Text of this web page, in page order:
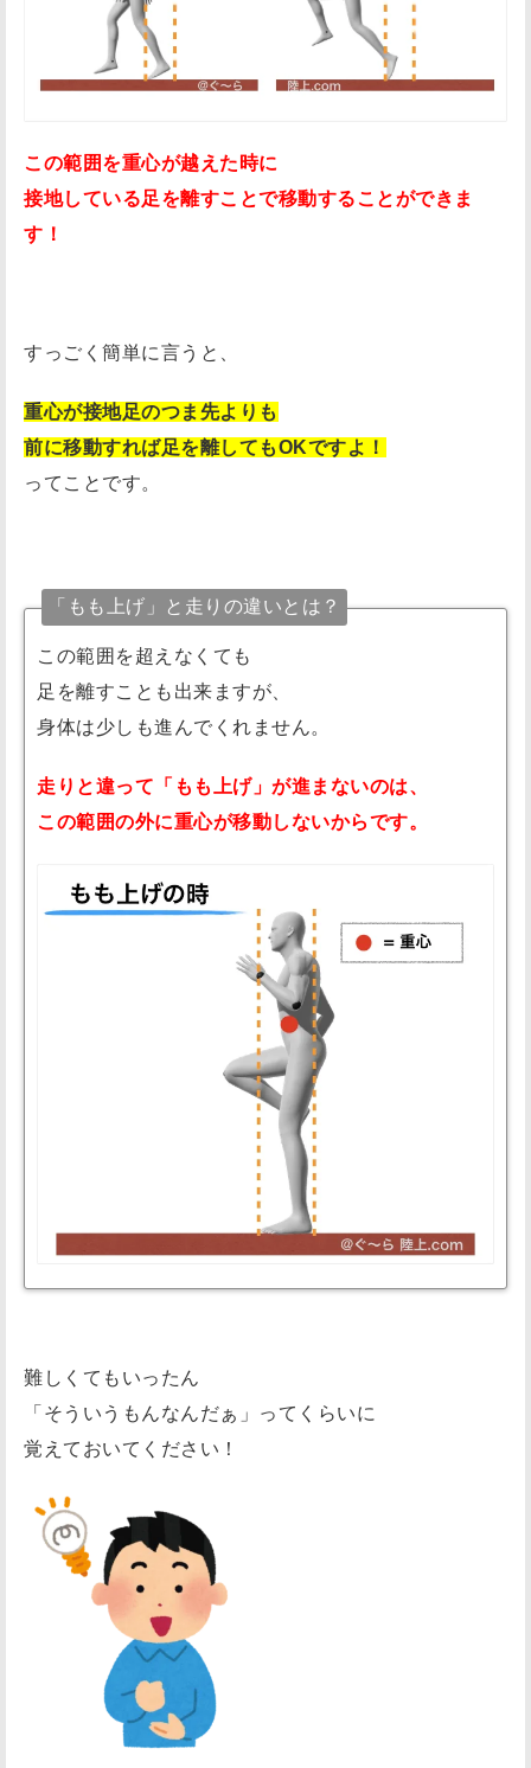
この範囲を重心が越えた時に
接地している足を離すことで移動することができま
す！
すっごく簡単に言うと、
重心が接地足のつま先よりも
前に移動すれば足を離してもOKですよ！
ってことです。
「もも上げ」と走りの違いとは？
この範囲を超えなくても
足を離すことも出来ますが、
身体は少しも進んでくれません。
走りと違って「もも上げ」が進まないのは、
この範囲の外に重心が移動しないからです。
難しくてもいったん
「そういうもんなんだぁ」ってくらいに
覚えておいてください！